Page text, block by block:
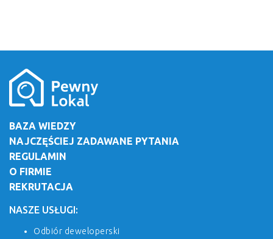
BAZA WIEDZY
NAJCZĘŚCIEJ ZADAWANE PYTANIA
REGULAMIN
O FIRMIE
REKRUTACJA
NASZE USŁUGI:
Odbiór deweloperski